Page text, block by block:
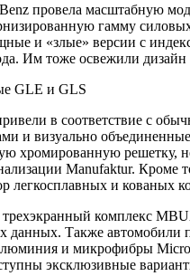
провела масштабную
гамму
и «злые» версии с
Им тоже освежили
в соответствие с
и визуально
хромированную решетку,
Manufaktur. Кроме
и кованых
трехэкранный комплекс
данных. Также
и микрофибры
эксклюзивные